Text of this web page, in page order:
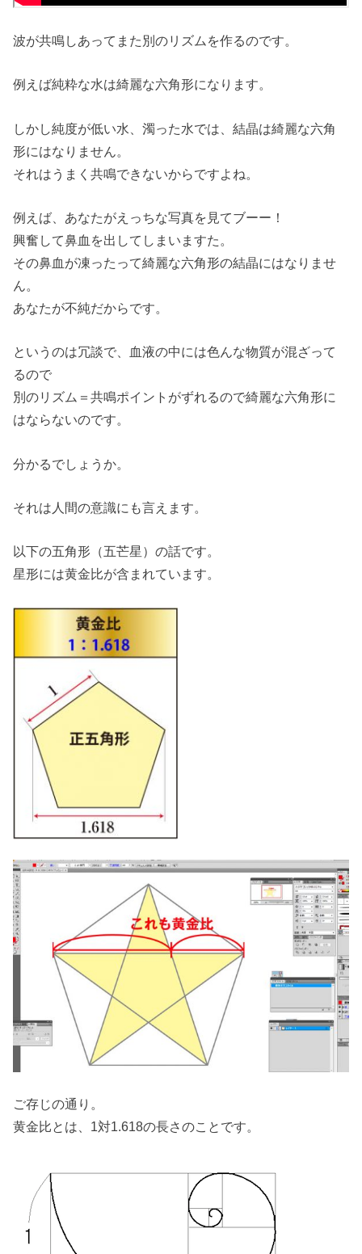
波が共鳴しあってまた別のリズムを作るのです。
例えば純粋な水は綺麗な六角形になります。
しかし純度が低い水、濁った水では、結晶は綺麗な六角
形にはなりません。
それはうまく共鳴できないからですよね。
例えば、あなたがえっちな写真を見てブーー！
興奮して鼻血を出してしまいますた。
その鼻血が凍ったって綺麗な六角形の結晶にはなりませ
ん。
あなたが不純だからです。
というのは冗談で、血液の中には色んな物質が混ざって
るので
別のリズム＝共鳴ポイントがずれるので綺麗な六角形に
はならないのです。
分かるでしょうか。
それは人間の意識にも言えます。
以下の五角形（五芒星）の話です。
星形には黄金比が含まれています。
ご存じの通り。
黄金比とは、1対1.618の長さのことです。